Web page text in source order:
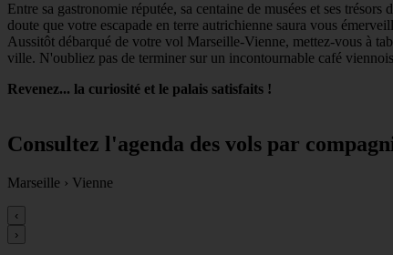
Entre sa gastronomie réputée, sa centaine de musées et ses
doute que votre escapade en terre autrichienne saura vous
Aussitôt débarqué de votre vol Marseille-Vienne, mettez-vous à
ville. N'oubliez pas de terminer sur un incontournable café
Revenez... la curiosité et le palais satisfaits !
Consultez l'agenda des vols par
Marseille › Vienne
‹
›